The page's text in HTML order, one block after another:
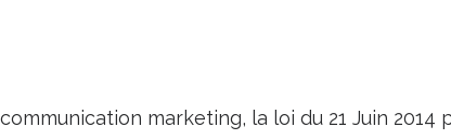
marketing, la loi du 21 Juin 2014